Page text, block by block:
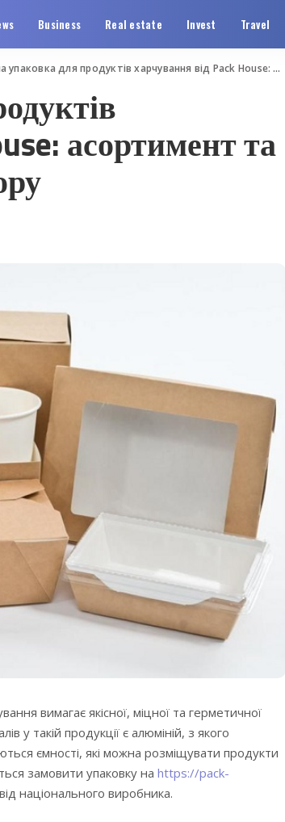
Business Real estate Invest Travel
для продуктів харчування від Pack House: асортимент та рекомендації щодо вибору
асортимент та
вимагає якісної, міцної та герметичної
у такій продукції є алюміній, з якого
ємності, які можна розміщувати продукти
замовити упаковку на https://pack-
від національного виробника.